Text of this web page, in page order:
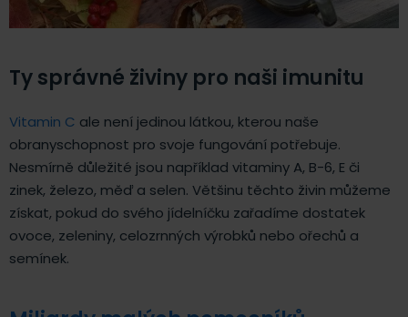
Ty správné živiny pro naši imunitu
Vitamin C ale není jedinou látkou, kterou naše
obranyschopnost pro svoje fungování potřebuje.
Nesmírně důležité jsou například vitaminy A, B-6, E či
zinek, železo, měď a selen. Většinu těchto živin můžeme
získat, pokud do svého jídelníčku zařadíme dostatek
ovoce, zeleniny, celozrnných výrobků nebo ořechů a
semínek.